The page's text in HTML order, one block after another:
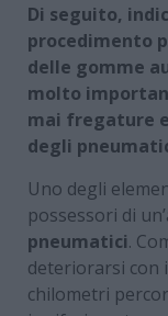
Di seguito,
procedimento
delle gomme
molto
mai fregature
degli
Uno degli
possessori di
pneumatici.
deteriorarsi con
chilometri